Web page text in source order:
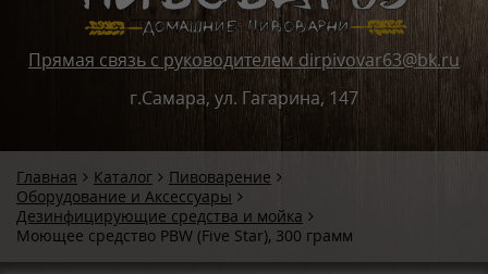
Прямая связь с руководителем dirpivovar63@bk.ru
г.Самара, ул. Гагарина, 147
Главная Каталог
Пивоварение
Оборудование и Аксессуары
Дезинфицирующие средства и мойка
Моющее средство PBW (Five Star), 300 грамм